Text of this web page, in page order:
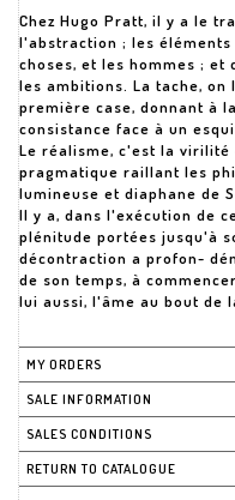
Chez Hugo Pratt, il y a le
l'abstraction ; les
choses, et les hommes ; et
les ambitions. La tache, on
première case, donnant à
consistance face à un
Le réalisme, c'est la virilité
pragmatique raillant les
lumineuse et diaphane de
Il y a, dans l'exécution de
plénitude portées jusqu'à
décontraction a profon-
de son temps, à
MY ORDERS
SALE INFORMATION
SALES CONDITIONS
RETURN TO CATALOGUE